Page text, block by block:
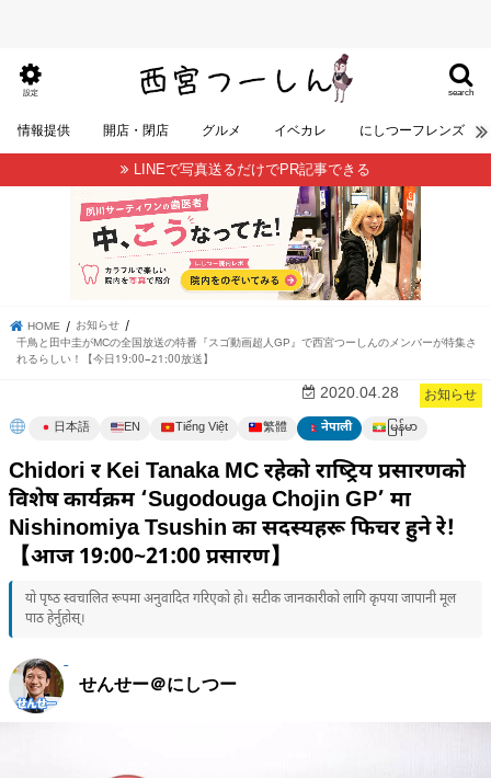
search
設定
情報提供 開店・閉店 グルメ イベカレ にしつーフレンズ
LINEで写真送るだけでPR記事できる
HOME
お知らせ
千鳥と田中圭がMCの全国放送の特番『スゴ動画超人GP』で西宮つーしんのメンバーが特集さ
れるらしい！【今日19:00~21:00放送】
お知らせ
2020.04.28
日本語 EN Tiếng Việt 繁體 नेपाली မြန်မာ
Chidori र Kei Tanaka MC रहेको राष्ट्रिय प्रसारणको
विशेष कार्यक्रम ‘Sugodouga Chojin GP’ मा
Nishinomiya Tsushin का सदस्यहरू फिचर हुने रे!
【आज 19:00~21:00 प्रसारण】
यो पृष्ठ स्वचालित रूपमा अनुवादित गरिएको हो। सटीक जानकारीको लागि कृपया जापानी मूल
पाठ हेर्नुहोस्।
せんせー＠にしつー